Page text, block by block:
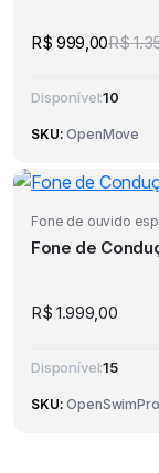
R$
R$ 999,00
Disponível:10
SKU: OpenMove
Fone de ouvido
Fone de
R$ 1.999,00
Disponível:15
SKU: OpenSwimPro